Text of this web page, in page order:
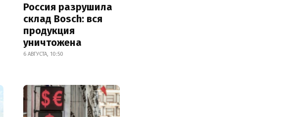
Россия разрушила
склад Bosch: вся
продукция
уничтожена
6 АВГУСТА, 10:50